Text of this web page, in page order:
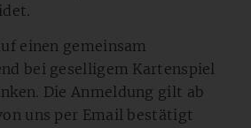
einen gemeinsam
bei geselligem Kartenspiel
Die Anmeldung gilt ab
uns per Email bestätigt